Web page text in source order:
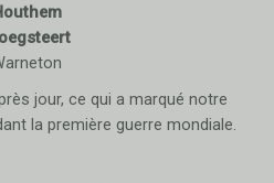
jour, ce qui a marqué notre
la première guerre mondiale.